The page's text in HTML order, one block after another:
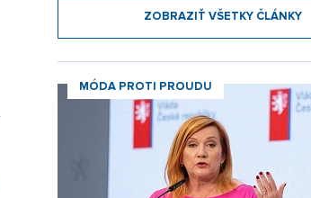
ZOBRAZIŤ VŠETKY ČLÁNKY
MÓDA PROTI PROUDU